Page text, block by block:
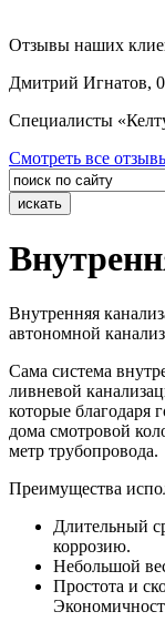
Отзывы наших
Дмитрий Игнатов,
Специалисты
Смотреть все
Внутренняя
автономной
Сама система
ливневой
которые благодаря
дома смотровой
метр трубопровода.
Преимущества
Длительный
коррозию.
Небольшой
Простота и